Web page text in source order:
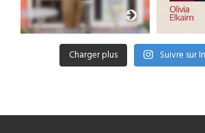
Charger plus Suivre sur